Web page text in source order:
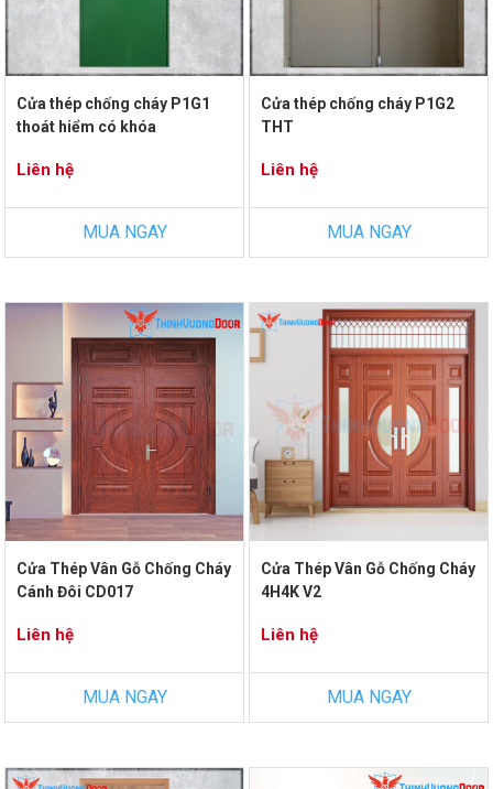
Cửa thép chống cháy P1G1
thoát hiểm có khóa
Liên hệ
MUA NGAY
Cửa thép chống cháy P1G2
THT
Liên hệ
MUA NGAY
Cửa Thép Vân Gỗ Chống Cháy
Cánh Đôi CD017
Liên hệ
MUA NGAY
Cửa Thép Vân Gỗ Chống Cháy
4H4K V2
Liên hệ
MUA NGAY